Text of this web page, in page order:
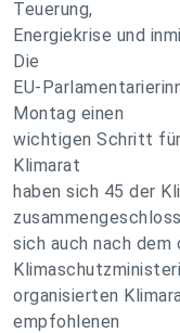
Teuerung,
Energiekrise und
Die
EU-
Montag einen
wichtigen Schritt
Klimarat
haben sich 45 der
sich auch nach
organisierten
empfohlenen